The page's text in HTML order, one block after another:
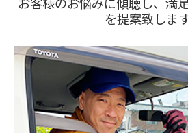
を提案致します